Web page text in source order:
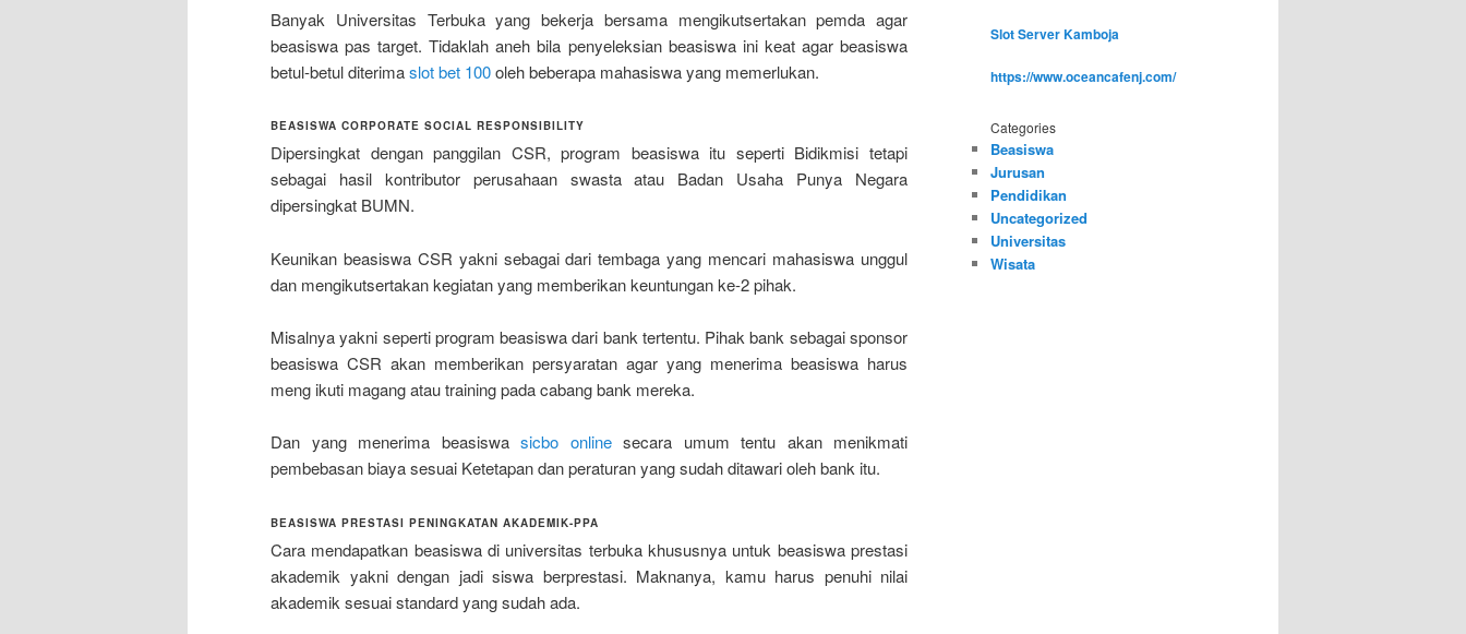
Banyak Universitas Terbuka yang bekerja bersama mengikutsertakan pemda agar
beasiswa pas target. Tidaklah aneh bila penyeleksian beasiswa ini keat agar beasiswa
betul-betul diterimaslot bet 100oleh beberapa mahasiswa yang memerlukan.
BEASISWA CORPORATE SOCIAL RESPONSIBILITY
Dipersingkat dengan panggilan CSR, program beasiswa itu seperti Bidikmisi tetapi
sebagai hasil kontributor perusahaan swasta atau Badan Usaha Punya Negara
dipersingkat BUMN.
Keunikan beasiswa CSR yakni sebagai dari tembaga yang mencari mahasiswa unggul
dan mengikutsertakan kegiatan yang memberikan keuntungan ke-2 pihak.
Misalnya yakni seperti program beasiswa dari bank tertentu. Pihak bank sebagai sponsor
beasiswa CSR akan memberikan persyaratan agar yang menerima beasiswa harus
meng ikuti magang atau training pada cabang bank mereka.
Dan yang menerima beasiswa sicbo onlinesecara umum tentu akan menikmati
pembebasan biaya sesuai Ketetapan dan peraturan yang sudah ditawari oleh bank itu.
BEASISWA PRESTASI PENINGKATAN AKADEMIK-PPA
Cara mendapatkan beasiswa di universitas terbuka khususnya untuk beasiswa prestasi
akademik yakni dengan jadi siswa berprestasi. Maknanya, kamu harus penuhi nilai
akademik sesuai standard yang sudah ada.
Slot Server Kamboja
https://www.oceancafenj.com/
Categories
Beasiswa
Jurusan
Pendidikan
Uncategorized
Universitas
Wisata